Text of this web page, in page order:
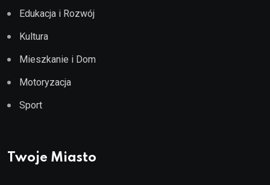
Edukacja i Rozwój
Kultura
Mieszkanie i Dom
Motoryzacja
Sport
Twoje Miasto